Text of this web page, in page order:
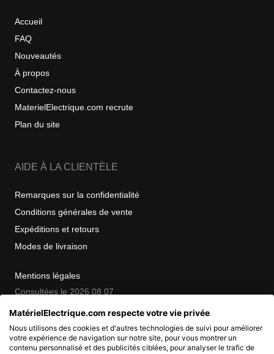
Accueil
FAQ
Nouveautés
À propos
Contactez-nous
MaterielElectrique.com recrute
Plan du site
AIDE À LA CLIENTÈLE
Remarques sur la confidentialité
Conditions générales de vente
Expéditions et retours
Modes de livraison
Mentions légales
Consultées le 2026 08 07
COPYRIGHT
MatérielElectrique.com respecte votre vie privée
Nous utilisons des cookies et d'autres technologies de suivi pour améliorer
votre expérience de navigation sur notre site, pour vous montrer un
contenu personnalisé et des publicités ciblées, pour analyser le trafic de